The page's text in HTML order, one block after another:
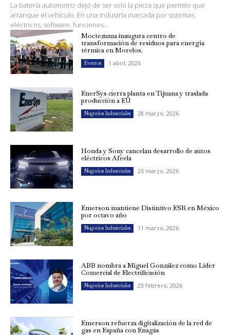
La batería automotriz dejó de ser solo la pieza que permite que
arranque el vehículo. En una industria marcada por sistemas
eléctricos, software, funciones...
Moctezuma inaugura centro de
transformación de residuos para energía
térmica en Morelos.
Eventos 1 abril, 2026
EnerSys cierra planta en Tijuana y traslada
producción a EU
Negocios Industriales 28 marzo, 2026
Honda y Sony cancelan desarrollo de autos
eléctricos Afeela
Negocios Industriales 26 marzo, 2026
Emerson mantiene Distintivo ESR en México
por octavo año
Negocios Industriales 11 marzo, 2026
ABB nombra a Miguel González como Líder
Comercial de Electrificación
Negocios Industriales 23 febrero, 2026
Emerson refuerza digitalización de la red de
gas en España con Enagás